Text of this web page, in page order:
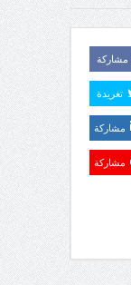
مشاركة
تغريدة
مشاركة
مشاركة